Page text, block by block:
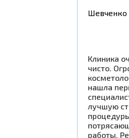
Шевченко
Клиника
чисто.
нашла
лучшую
работы.